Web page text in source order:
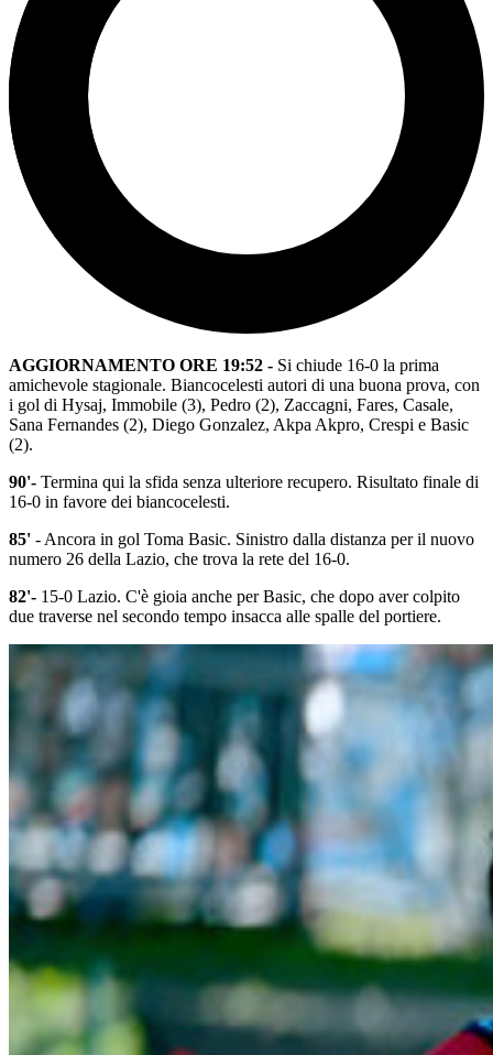
AGGIORNAMENTO ORE 19:52 - Si chiude 16-0 la prima
amichevole stagionale. Biancocelesti autori di una buona prova, con
i gol di Hysaj, Immobile (3), Pedro (2), Zaccagni, Fares, Casale,
Sana Fernandes (2), Diego Gonzalez, Akpa Akpro, Crespi e Basic
(2).
90'- Termina qui la sfida senza ulteriore recupero. Risultato finale di
16-0 in favore dei biancocelesti.
85' - Ancora in gol Toma Basic. Sinistro dalla distanza per il nuovo
numero 26 della Lazio, che trova la rete del 16-0.
82'- 15-0 Lazio. C'è gioia anche per Basic, che dopo aver colpito
due traverse nel secondo tempo insacca alle spalle del portiere.